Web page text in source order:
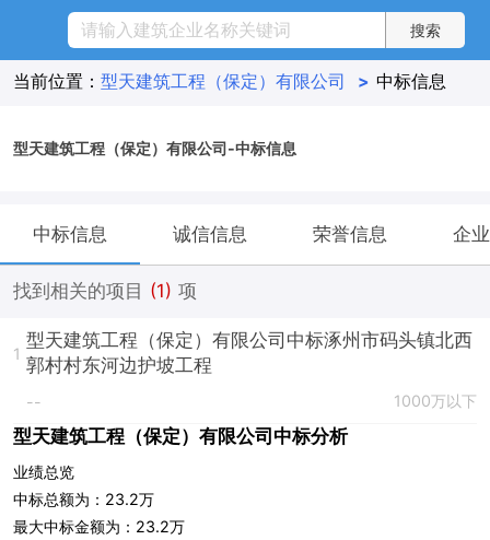
当前位置： 型天建筑工程（保定）有限公司 > 中标信息
型天建筑工程（保定）有限公司-中标信息
中标信息 诚信信息 荣誉信息 企
找到相关的项目 (1) 项
1
型天建筑工程（保定）有限公司中标涿州市码头镇北西
郭村村东河边护坡工程
-- 1000万以下
型天建筑工程（保定）有限公司中标分析
业绩总览
中标总额为：23.2万
最大中标金额为：23.2万